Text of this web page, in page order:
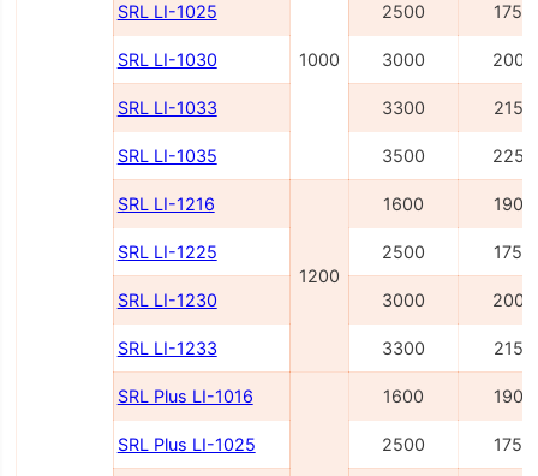
1000
SRL LI-1025 2500 1750
SRL LI-1030 3000 2000
SRL LI-1033 3300 2150
SRL LI-1035 3500 2250
SRL LI-1216
1200
1600 1900
SRL LI-1225 2500 1750
SRL LI-1230 3000 2000
SRL LI-1233 3300 2150
SRL Plus LI-1016 1600 1900
SRL Plus LI-1025 2500 1750